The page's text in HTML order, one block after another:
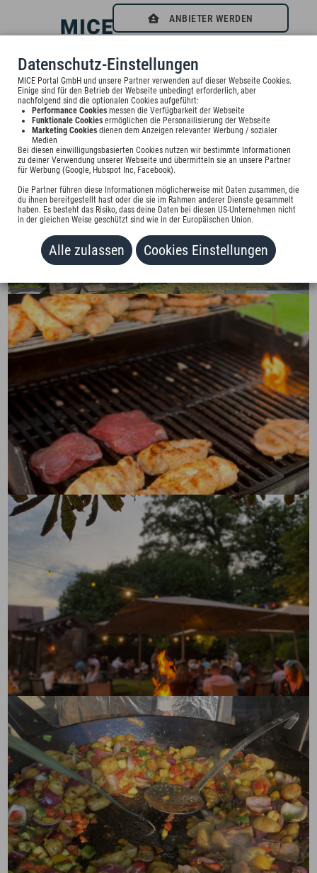
ANBIETER WERDEN
BBQ Genuss im Sommer
Datenschutz-Einstellungen
MICE Portal GmbH und unsere Partner verwenden auf dieser Webseite Cookies.
Einige sind für den Betrieb der Webseite unbedingt erforderlich, aber
nachfolgend sind die optionalen Cookies aufgeführt:
Performance Cookies messen die Verfügbarkeit der Webseite
Funktionale Cookies ermöglichen die Personailisierung der Webseite
Marketing Cookies dienen dem Anzeigen relevanter Werbung / sozialer
Medien
Bei diesen einwilligungsbasierten Cookies nutzen wir bestimmte Informationen
zu deiner Verwendung unserer Webseite und übermitteln sie an unsere Partner
für Werbung (Google, Hubspot Inc, Facebook).
Die Partner führen diese Informationen möglicherweise mit Daten zusammen, die
du ihnen bereitgestellt hast oder die sie im Rahmen anderer Dienste gesammelt
haben. Es besteht das Risiko, dass deine Daten bei diesen US-Unternehmen nicht
in der gleichen Weise geschützt sind wie in der Europäischen Union.
Alle zulassen Cookies Einstellungen